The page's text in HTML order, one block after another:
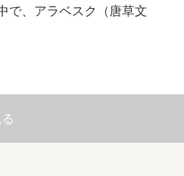
で、アラベスク（唐草文